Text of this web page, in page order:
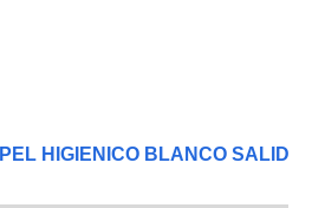
HIGIENICO BLANCO SALID